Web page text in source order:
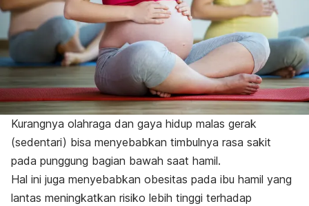
Kurangnya olahraga dan gaya hidup malas gerak
(sedentari) bisa menyebabkan timbulnya rasa sakit
pada punggung bagian bawah saat hamil.
Hal ini juga menyebabkan obesitas pada ibu hamil yang
lantas meningkatkan risiko lebih tinggi terhadap